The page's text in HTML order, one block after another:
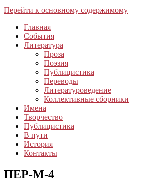
Перейти к основному содержимому
Главная
События
Литература
Проза
Поэзия
Публицистика
Переводы
Литературоведение
Коллективные сборники
Имена
Творчество
Публицистика
В пути
История
Контакты
ПЕР-М-4